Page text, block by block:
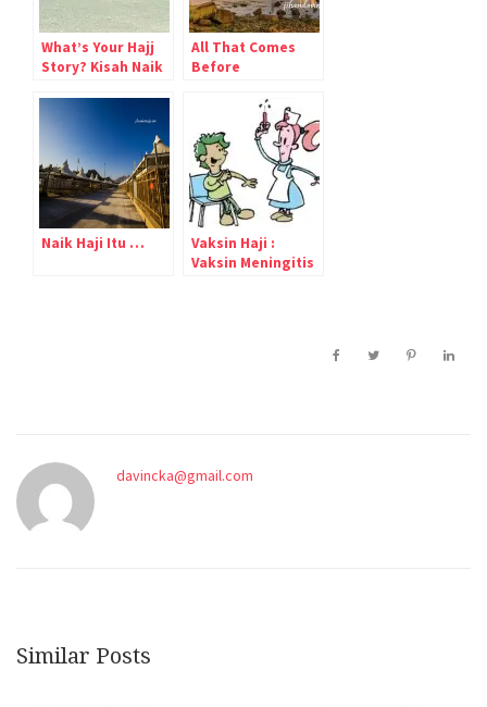
What’s Your Hajj
Story? Kisah Naik
All That Comes
Before
Naik Haji Itu …
Vaksin Haji :
Vaksin Meningitis
davincka@gmail.com
Similar Posts